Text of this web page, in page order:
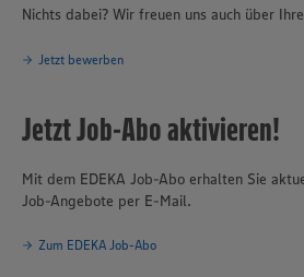
Nichts dabei? Wir freuen uns auch über
Jetzt bewerben
Jetzt Job-Abo aktivieren!
Mit dem EDEKA Job-Abo erhalten Sie
Job-Angebote per E-Mail.
Zum EDEKA Job-Abo